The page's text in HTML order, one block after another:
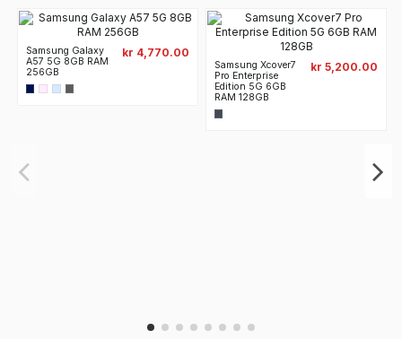
Samsung Galaxy
A57 5G 8GB RAM
256GB
kr 4,770.00
Samsung Xcover7
Pro Enterprise
Edition 5G 6GB
RAM 128GB
kr 5,200.00